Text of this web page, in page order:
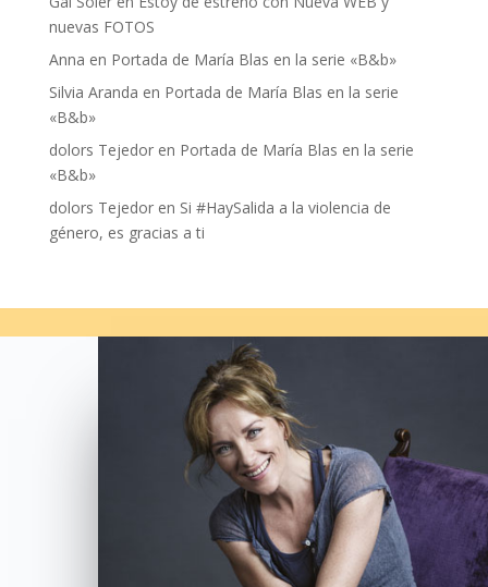
nuevas FOTOS
Anna en Portada de María Blas en la serie «B&b»
Silvia Aranda en Portada de María Blas en la serie
«B&b»
dolors Tejedoren Portada de María Blas en la serie
«B&b»
dolors Tejedoren Si #HaySalida a la violencia de
género, es gracias a ti